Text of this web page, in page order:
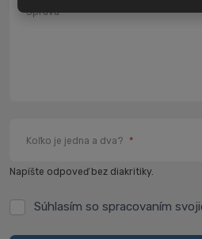
Správa *
Koľko je jedna a dva? *
Napíšte odpoveď bez diakritiky.
Súhlasím
Súhlasím so spracovaním